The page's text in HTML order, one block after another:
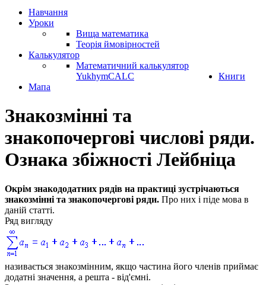
Навчання
Уроки
Вища математика
Теорія ймовірностей
Калькулятор
Математичний калькулятор
YukhymCALC
Книги
Мапа
Знакозмінні та
знакопочергові числові ряди.
Ознака збіжності Лейбніца
Окрім знакододатних рядів на практиці зустрічаються
знакозмінні та знакопочергові ряди. Про них і піде мова в
даній статті.
Ряд вигляду
називається знакозмінним, якщо частина його членів приймає
додатні значення, а решта - від'ємні.